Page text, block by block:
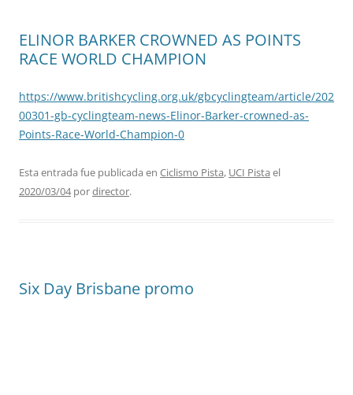
ELINOR BARKER CROWNED AS POINTS
RACE WORLD CHAMPION
https://www.britishcycling.org.uk/gbcyclingteam/article/202
00301-gb-cyclingteam-news-Elinor-Barker-crowned-as-
Points-Race-World-Champion-0
Esta entrada fue publicada en Ciclismo Pista, UCI Pista el
2020/03/04pordirector.
Six Day Brisbane promo